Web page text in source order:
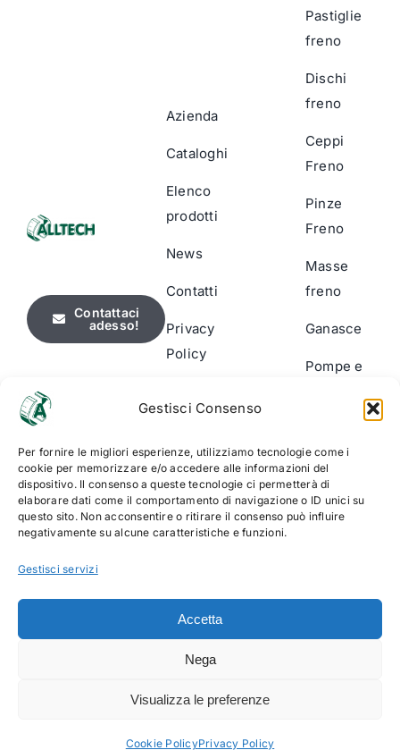
Gestisci Consenso
Per fornire le migliori esperienze, utilizziamo tecnologie come i
cookie per memorizzare e/o accedere alle informazioni del
dispositivo. Il consenso a queste tecnologie ci permetterà di
elaborare dati come il comportamento di navigazione o ID unici su
questo sito. Non acconsentire o ritirare il consenso può influire
negativamente su alcune caratteristiche e funzioni.
Gestisci servizi
Accetta
Nega
Visualizza le preferenze
Cookie PolicyPrivacy Policy
Contattaci
adesso!
Azienda
Cataloghi
Elenco
prodotti
News
Contatti
Privacy
Policy
Policy
Pastiglie
freno
Dischi
freno
Ceppi
Freno
Pinze
Freno
Masse
freno
Ganasce
Pompe e
usura
Accessori
& Kit di
06499940010 | web solution:EFFETTI